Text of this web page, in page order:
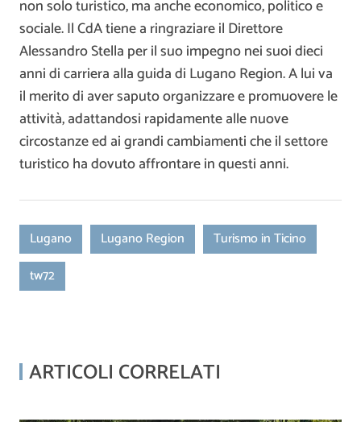
non solo turistico, ma anche economico, politico e
sociale. Il CdA tiene a ringraziare il Direttore
Alessandro Stella per il suo impegno nei suoi dieci
anni di carriera alla guida di Lugano Region. A lui va
il merito di aver saputo organizzare e promuovere le
attività, adattandosi rapidamente alle nuove
circostanze ed ai grandi cambiamenti che il settore
turistico ha dovuto affrontare in questi anni.
Lugano Lugano Region
Turismo in Ticino
tw72
ARTICOLI CORRELATI